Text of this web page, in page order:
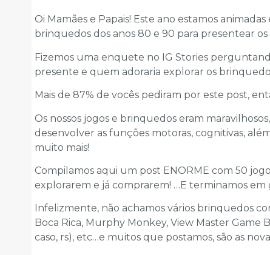
Oi Mamães e Papais! Este ano estamos
brinquedos dos anos 80 e 90 para presentear os
Fizemos uma enquete no IG Stories
presente e quem adoraria explorar os
Mais de 87% de vocês pediram por este post,
Os nossos jogos e brinquedos eram
desenvolver as funções motoras, cognitivas,
muito mais!
Compilamos aqui um post ENORME com 50
explorarem e já comprarem! …E terminamos em
Infelizmente, não achamos vários brinquedos
Boca Rica, Murphy Monkey, View Master
caso, rs), etc…e muitos que postamos, são as